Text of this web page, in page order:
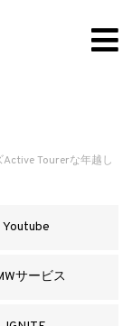
Active Tourerな年越し
Youtube
サービス